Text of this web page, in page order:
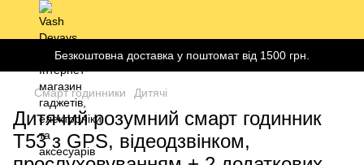
Безкоштовна доставка у поштомат від 1500 грн.
Смарт годинники Дитячі
Дитячий розумний смарт годинник
T53 з GPS, відеодзвінком,